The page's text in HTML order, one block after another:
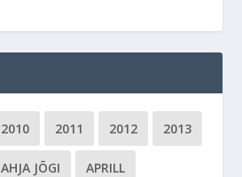
2010 2011 2012 2013
AHJA JÕGI APRILL